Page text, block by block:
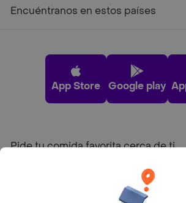
Encuéntranos en estos países
App Store Google play
Pide tu comida favorita cerca de ti